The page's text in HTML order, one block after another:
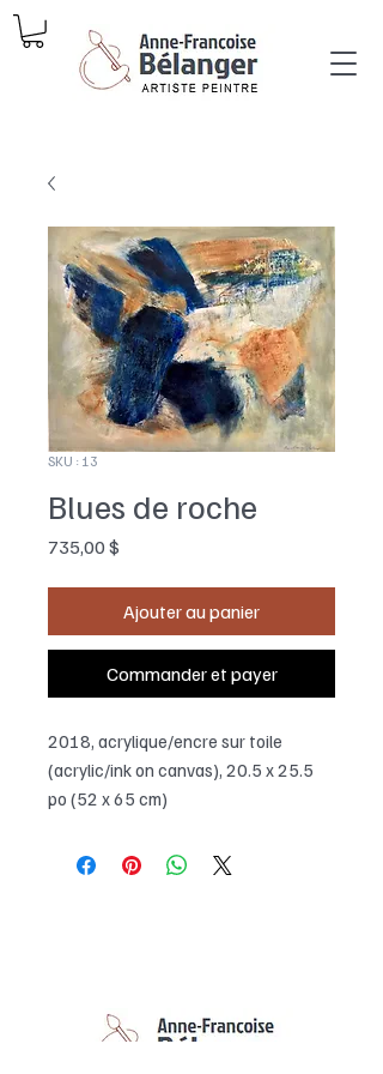
SKU : 13
Blues de roche
735,00 $
Ajouter au panier
Commander et payer
2018, acrylique/encre sur toile
(acrylic/ink on canvas), 20.5 x 25.5
po (52 x 65 cm)